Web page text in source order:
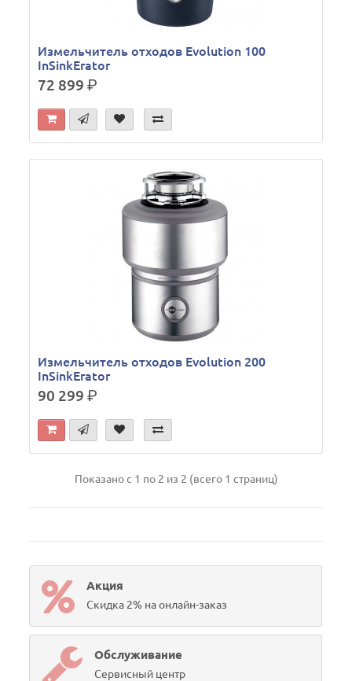
Измельчитель отходов Evolution 100
InSinkErator
72 899р.
Измельчитель отходов Evolution 200
InSinkErator
90 299р.
Показано с 1 по 2 из 2 (всего 1 страниц)
Акция
Скидка 2% на онлайн-заказ
Обслуживание
Сервисный центр